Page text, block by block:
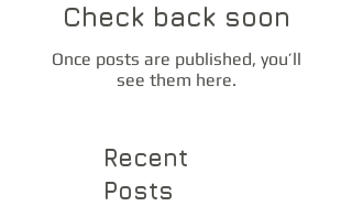
Check back soon
Once posts are published, you’ll
see them here.
Recent
Posts